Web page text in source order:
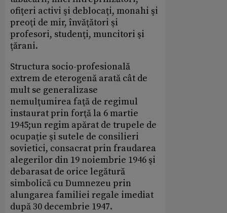
ofiţeri activi şi deblocaţi, monahi şi
preoţi de mir, învăţători şi
profesori, studenţi, muncitori şi
ţărani.
Structura socio-profesională
extrem de eterogenă arată cât de
mult se generalizase
nemulţumirea faţă de regimul
instaurat prin forţă la 6 martie
1945;un regim apărat de trupele de
ocupaţie şi sutele de consilieri
sovietici, consacrat prin fraudarea
alegerilor din 19 noiembrie 1946 şi
debarasat de orice legătură
simbolică cu Dumnezeu prin
alungarea familiei regale imediat
după 30 decembrie 1947.